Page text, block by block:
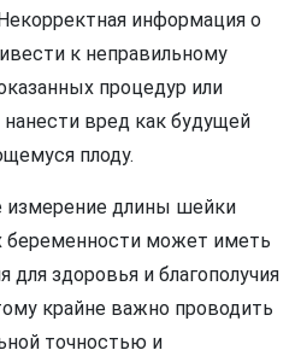
информация о
к неправильному
процедур или
вред как будущей
плоду.
измерение длины шейки
беременности может иметь
здоровья и благополучия
крайне важно проводить
точностью и